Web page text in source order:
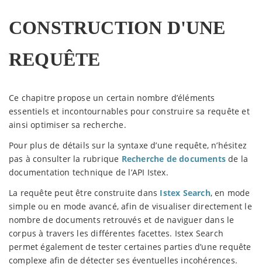
CONSTRUCTION D'UNE
REQUÊTE
Ce chapitre propose un certain nombre d’éléments
essentiels et incontournables pour construire sa requête et
ainsi optimiser sa recherche.
Pour plus de détails sur la syntaxe d’une requête, n’hésitez
pas à consulter la rubrique Recherche de documents de la
documentation technique de l’API Istex.
La requête peut être construite dans Istex Search, en mode
simple ou en mode avancé, afin de visualiser directement le
nombre de documents retrouvés et de naviguer dans le
corpus à travers les différentes facettes. Istex Search
permet également de tester certaines parties d’une requête
complexe afin de détecter ses éventuelles incohérences.